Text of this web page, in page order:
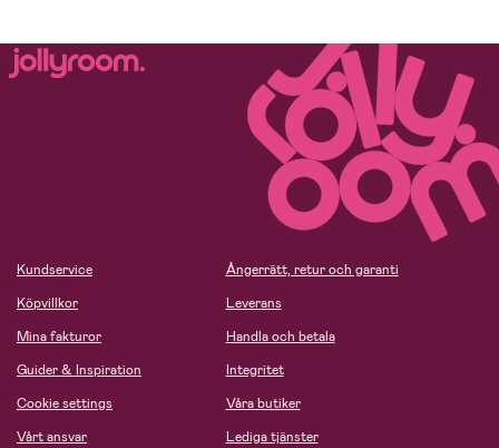
Kundservice
Köpvillkor
Mina fakturor
Guider & Inspiration
Cookie settings
Vårt ansvar
Ångerrätt, retur och garanti
Leverans
Handla och betala
Integritet
Våra butiker
Lediga tjänster